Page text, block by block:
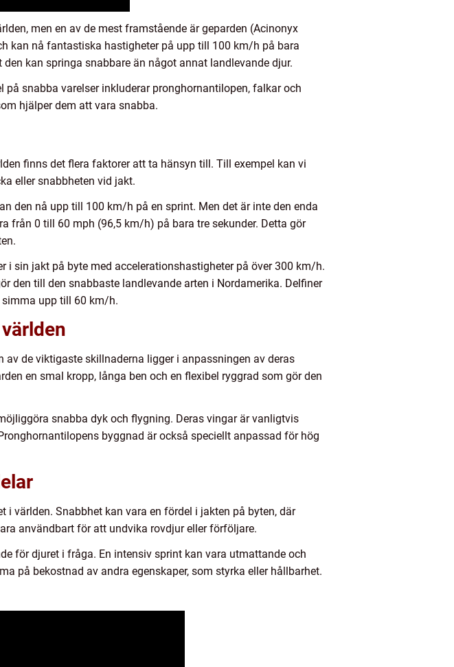
men en av de mest framstående är geparden (Acinonyx
kan nå fantastiska hastigheter på upp till 100 km/h på bara
kan springa snabbare än något annat landlevande djur.
snabba varelser inkluderar pronghornantilopen, falkar och
hjälper dem att vara snabba.
finns det flera faktorer att ta hänsyn till. Till exempel kan vi
eller snabbheten vid jakt.
den nå upp till 100 km/h på en sprint. Men det är inte den enda
från 0 till 60 mph (96,5 km/h) på bara tre sekunder. Detta gör
i sin jakt på byte med accelerationshastigheter på över 300 km/h.
den till den snabbaste landlevande arten i Nordamerika. Delfiner
simma upp till 60 km/h.
de viktigaste skillnaderna ligger i anpassningen av deras
en smal kropp, långa ben och en flexibel ryggrad som gör den
snabba dyk och flygning. Deras vingar är vanligtvis
byggnad är också speciellt anpassad för hög
världen. Snabbhet kan vara en fördel i jakten på byten, där
användbart för att undvika rovdjur eller förföljare.
för djuret i fråga. En intensiv sprint kan vara utmattande och
på bekostnad av andra egenskaper, som styrka eller hållbarhet.